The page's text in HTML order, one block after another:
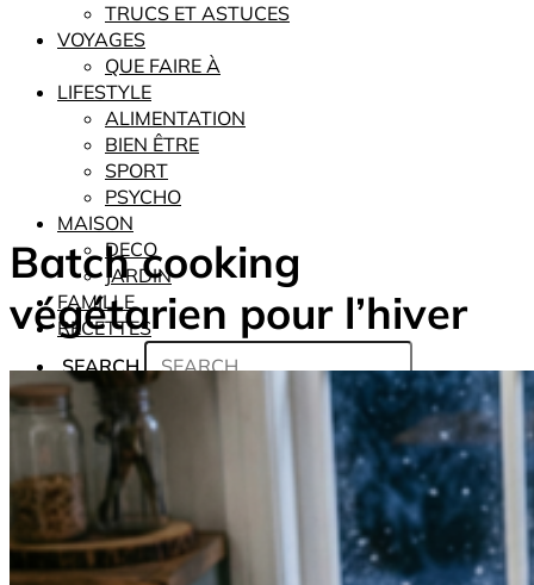
TRUCS ET ASTUCES
VOYAGES
QUE FAIRE À
LIFESTYLE
ALIMENTATION
BIEN ÊTRE
SPORT
PSYCHO
MAISON
DECO
JARDIN
FAMILLE
RECETTES
SEARCH
Batch cooking
végétarien pour l’hiver